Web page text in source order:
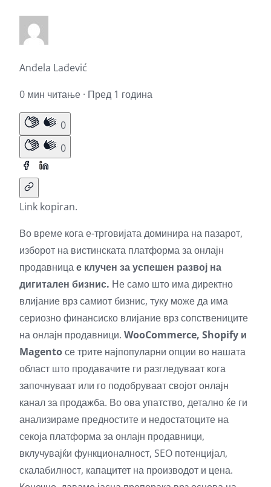
Anđela Lađević
0 мин читање · Пред 1 година
0
0
Link kopiran.
Во време кога е-трговијата доминира на пазарот,
изборот на вистинската платформа за онлајн
продавницае клучен за успешен развој на
дигитален бизнис. Не само што има директно
влијание врз самиот бизнис, туку може да има
сериозно финансиско влијание врз сопствениците
на онлајн продавници. WooCommerce, Shopify и
Magentoсе трите најпопуларни опции во нашата
област што продавачите ги разгледуваат кога
започнуваат или го подобруваат својот онлајн
канал за продажба. Во ова упатство, детално ќе ги
анализираме предностите и недостатоците на
секоја платформа за онлајн продавници,
вклучувајќи функционалност, SEO потенцијал,
скалабилност, капацитет на производот и цена.